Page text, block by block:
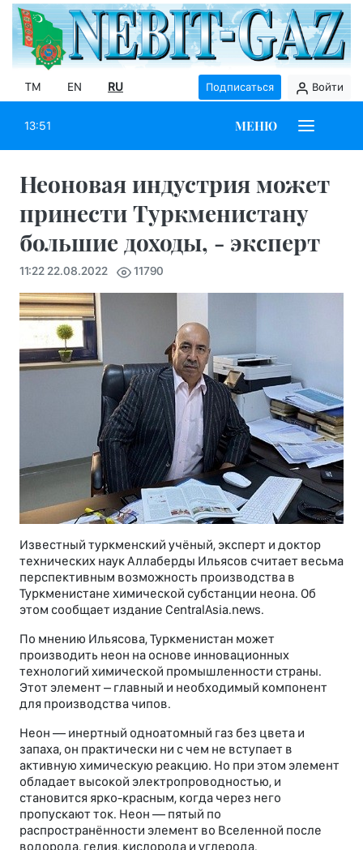
TM EN RU Подписаться Войти
13:51 МЕНЮ
Неоновая индустрия может
принести Туркменистану
большие доходы, - эксперт
11:22 22.08.2022 11790
Известный туркменский учёный, эксперт и доктор
технических наук Аллаберды Ильясов считает весьма
перспективным возможность производства в
Туркменистане химической субстанции неона. Об
этом сообщает издание CentralAsia.news.
По мнению Ильясова, Туркменистан может
производить неон на основе инновационных
технологий химической промышленности страны.
Этот элемент – главный и необходимый компонент
для производства чипов.
Неон — инертный одноатомный газ без цвета и
запаха, он практически ни с чем не вступает в
активную химическую реакцию. Но при этом элемент
обладает высокой электропроводностью, и
становится ярко-красным, когда через него
пропускают ток. Неон — пятый по
распространённости элемент во Вселенной после
водорода, гелия, кислорода и углерода.